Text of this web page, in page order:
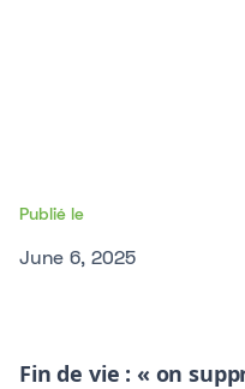
Publié le
June 6, 2025
Fin de vie : « on